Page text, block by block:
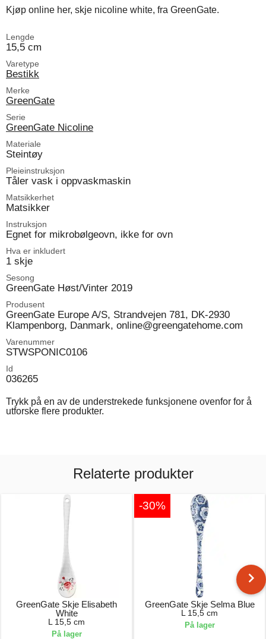
Kjøp online her, skje nicoline white, fra GreenGate.
Lengde
15,5 cm
Varetype
Bestikk
Merke
GreenGate
Serie
GreenGate Nicoline
Materiale
Steintøy
Pleieinstruksjon
Tåler vask i oppvaskmaskin
Matsikkerhet
Matsikker
Instruksjon
Egnet for mikrobølgeovn, ikke for ovn
Hva er inkludert
1 skje
Sesong
GreenGate Høst/Vinter 2019
Produsent
GreenGate Europe A/S, Strandvejen 781, DK-2930
Klampenborg, Danmark, online@greengatehome.com
Varenummer
STWSPONIC0106
Id
036265
Trykk på en av de understrekede funksjonene ovenfor for å
utforske flere produkter.
Relaterte produkter
GreenGate Skje Elisabeth
White
L 15,5 cm
På lager
-30%
GreenGate Skje Selma Blue
L 15,5 cm
På lager